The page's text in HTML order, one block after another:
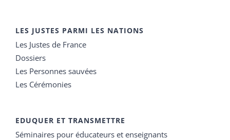
LES JUSTES PARMI LES NATIONS
Les Justes de France
Dossiers
Les Personnes sauvées
Les Cérémonies
EDUQUER ET TRANSMETTRE
Séminaires pour éducateurs et enseignants